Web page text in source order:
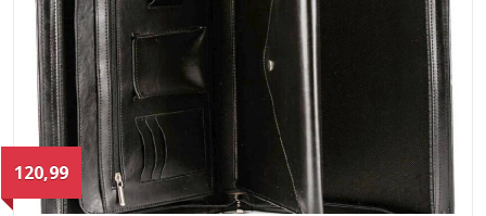
120,99